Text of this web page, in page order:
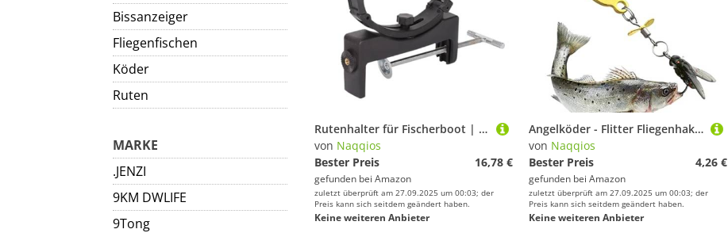
Bissanzeiger
Fliegenfischen
Köder
Ruten
MARKE
.JENZI
9KM DWLIFE
9Tong
Rutenhalter für Fischerboot | Angelrack-Halterung | Befestigung für Sitz und Ausrüstung | für Outdoor-Aktivitäten Meer Surfen Kajak Fluss See und
von Naqqios
Bester Preis
16,78 €
gefunden bei Amazon
zuletzt überprüft am 27.09.2025 um 00:03; der
Preis kann sich seitdem geändert haben.
Keine weiteren Anbieter
Angelköder - Flitter Fliegenhaken mit Haken - Realistischer Schwimmköder Fliegenfischen Ausrüstung für Meer Kajak Fluss Süßwasser Salzwasser Anfänger und erfahrene Angler
von Naqqios
Bester Preis
4,26 €
gefunden bei Amazon
zuletzt überprüft am 27.09.2025 um 00:03; der
Preis kann sich seitdem geändert haben.
Keine weiteren Anbieter